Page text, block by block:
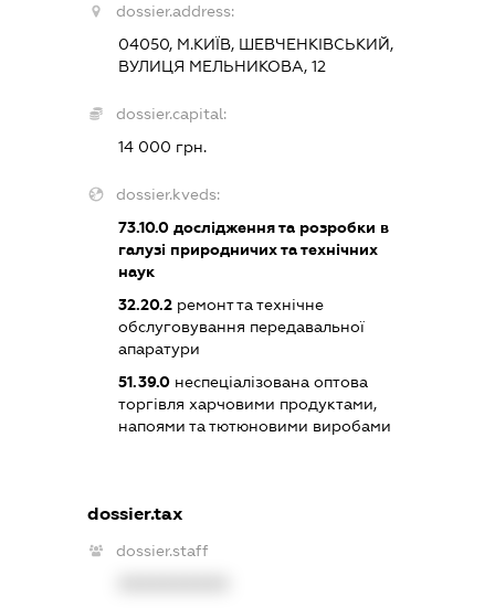
dossier.address:
04050, М.КИЇВ, ШЕВЧЕНКІВСЬКИЙ,
ВУЛИЦЯ МЕЛЬНИКОВА, 12
dossier.capital:
14 000 грн.
dossier.kveds:
73.10.0 дослідження та розробки в
галузі природничих та технічних
наук
32.20.2 ремонт та технічне
обслуговування передавальної
апаратури
51.39.0 неспеціалізована оптова
торгівля харчовими продуктами,
напоями та тютюновими виробами
dossier.tax
dossier.staff